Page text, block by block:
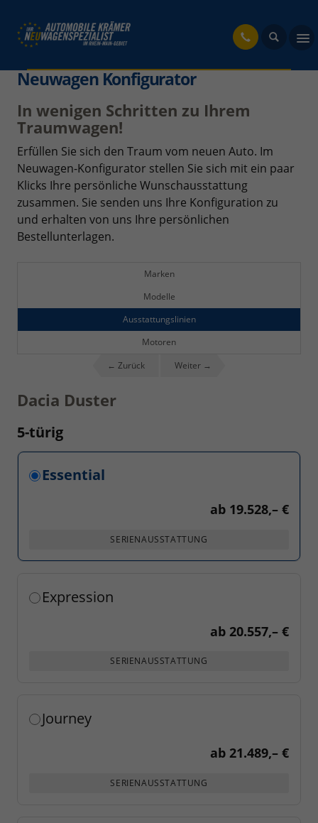
Neuwagen Konfigurator
In wenigen Schritten zu Ihrem
Traumwagen!
Erfüllen Sie sich den Traum vom neuen Auto. Im
Neuwagen-Konfigurator stellen Sie sich mit ein paar
Klicks Ihre persönliche Wunschausstattung
zusammen. Sie senden uns Ihre Konfiguration zu
und erhalten von uns Ihre persönlichen
Bestellunterlagen.
Marken
Modelle
Ausstattungslinien
Motoren
← Zurück
Weiter →
Dacia Duster
5-türig
Essential
ab 19.528,– €
SERIENAUSSTATTUNG
Expression
ab 20.557,– €
SERIENAUSSTATTUNG
Journey
ab 21.489,– €
SERIENAUSSTATTUNG